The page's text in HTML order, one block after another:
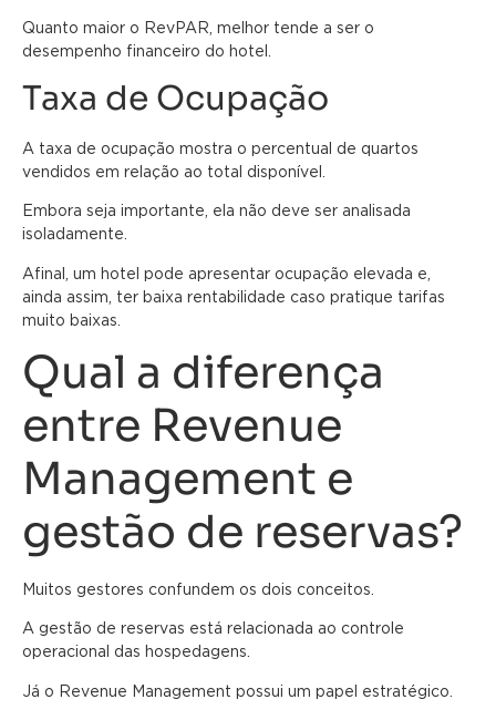
Quanto maior o RevPAR, melhor tende a ser o
desempenho financeiro do hotel.
Taxa de Ocupação
A taxa de ocupação mostra o percentual de quartos
vendidos em relação ao total disponível.
Embora seja importante, ela não deve ser analisada
isoladamente.
Afinal, um hotel pode apresentar ocupação elevada e,
ainda assim, ter baixa rentabilidade caso pratique tarifas
muito baixas.
Qual a diferença
entre Revenue
Management e
gestão de reservas?
Muitos gestores confundem os dois conceitos.
A gestão de reservas está relacionada ao controle
operacional das hospedagens.
Já o Revenue Management possui um papel estratégico.